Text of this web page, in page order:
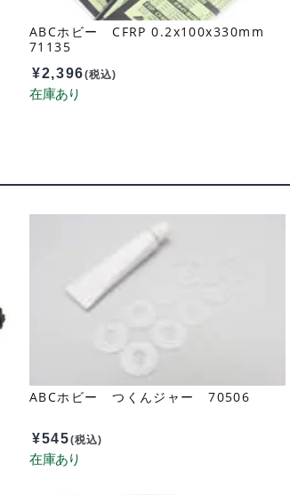
ABCホビー CFRP 0.2x100x330mm
71135
¥2,396(税込)
ABCホビー つくんジャー 70506
¥545(税込)